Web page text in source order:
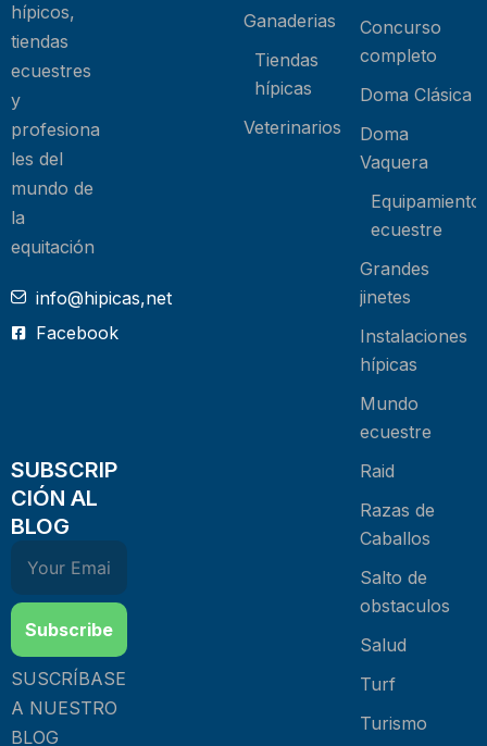
hípicos,
tiendas
ecuestres
y
profesiona
les del
mundo de
la
equitación
info@hipicas,net
Facebook
SUBSCRIP
CIÓN AL
BLOG
Subscribe
SUSCRÍBASE
A NUESTRO
BLOG
Ganaderias
Tiendas
hípicas
Veterinarios
Concurso
completo
Doma Clásica
Doma
Vaquera
Equipamiento
ecuestre
Grandes
jinetes
Instalaciones
hípicas
Mundo
ecuestre
Raid
Razas de
Caballos
Salto de
obstaculos
Salud
Turf
Turismo